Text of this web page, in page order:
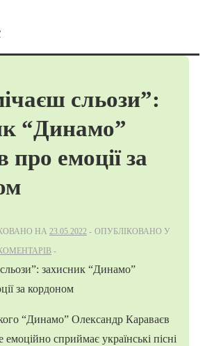
сльози”:
“Динамо”
про емоції за
НА 23.05.2022
ОПУБЛІКОВАНО У
“Динамо” Олександр Караваєв
емоційно сприймає українські пісні